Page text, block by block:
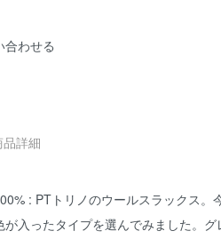
合わせる
品詳細
: PTトリノのウールスラックス。
入ったタイプを選んでみました。グ